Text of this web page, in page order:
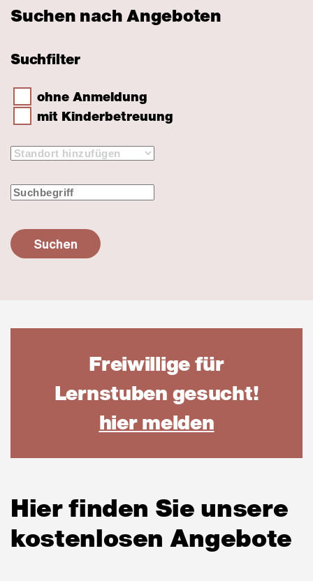
Suchen nach Angeboten
Suchfilter
ohne Anmeldung
mit Kinderbetreuung
Suchen
Freiwillige für
Lernstuben gesucht!
hier melden(öffnet in
Hier finden Sie unsere
kostenlosen Angebote